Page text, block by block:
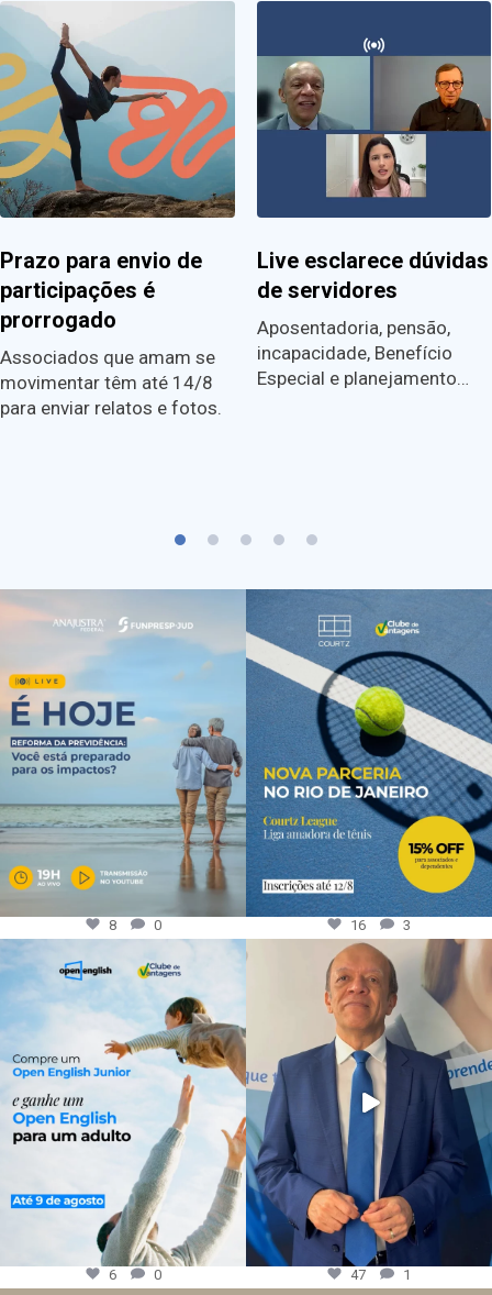
Prazo para envio de
participações é
prorrogado
Associados que amam se
movimentar têm até 14/8
para enviar relatos e fotos.
Live esclarece dúvidas
de servidores
Aposentadoria, pensão,
incapacidade, Benefício
Especial e planejamento…
8 0 16 3
6 0 47 1